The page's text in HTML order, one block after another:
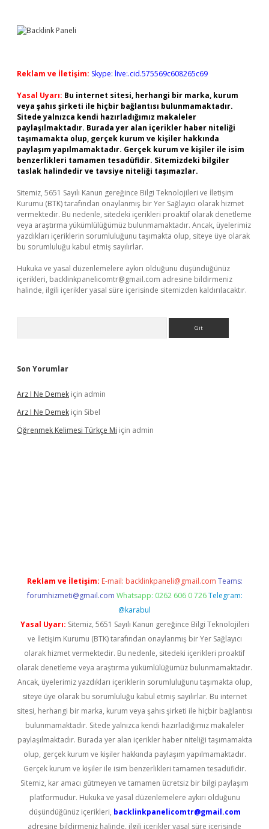
Reklam ve İletişim: Skype: live:.cid.575569c608265c69
Yasal Uyarı: Bu internet sitesi, herhangi bir marka, kurum
veya şahıs şirketi ile hiçbir bağlantısı bulunmamaktadır.
Sitede yalnızca kendi hazırladığımız makaleler
paylaşılmaktadır. Burada yer alan içerikler haber niteliği
taşımamakta olup, gerçek kurum ve kişiler hakkında
paylaşım yapılmamaktadır. Gerçek kurum ve kişiler ile isim
benzerlikleri tamamen tesadüfidir. Sitemizdeki bilgiler
taslak halindedir ve tavsiye niteliği taşımazlar.
Sitemiz, 5651 Sayılı Kanun gereğince Bilgi Teknolojileri ve İletişim
Kurumu (BTK) tarafından onaylanmış bir Yer Sağlayıcı olarak hizmet
vermektedir. Bu nedenle, sitedeki içerikleri proaktif olarak denetleme
veya araştırma yükümlülüğümüz bulunmamaktadır. Ancak, üyelerimiz
yazdıkları içeriklerin sorumluluğunu taşımakta olup, siteye üye olarak
bu sorumluluğu kabul etmiş sayılırlar.
Hukuka ve yasal düzenlemelere aykırı olduğunu düşündüğünüz
içerikleri, backlinkpanelicomtr@gmail.com adresine bildirmeniz
halinde, ilgili içerikler yasal süre içerisinde sitemizden kaldırılacaktır.
Son Yorumlar
Arz I Ne Demek için admin
Arz I Ne Demek için Sibel
Öğrenmek Kelimesi Türkçe Mi için admin
Reklam ve İletişim: E-mail: backlinkpaneli@gmail.com Teams:
forumhizmeti@gmail.com Whatsapp: 0262 606 0 726 Telegram:
@karabul
Yasal Uyarı: Sitemiz, 5651 Sayılı Kanun gereğince Bilgi Teknolojileri
ve İletişim Kurumu (BTK) tarafından onaylanmış bir Yer Sağlayıcı
olarak hizmet vermektedir. Bu nedenle, sitedeki içerikleri proaktif
olarak denetleme veya araştırma yükümlülüğümüz bulunmamaktadır.
Ancak, üyelerimiz yazdıkları içeriklerin sorumluluğunu taşımakta olup,
siteye üye olarak bu sorumluluğu kabul etmiş sayılırlar. Bu internet
sitesi, herhangi bir marka, kurum veya şahıs şirketi ile hiçbir bağlantısı
bulunmamaktadır. Sitede yalnızca kendi hazırladığımız makaleler
paylaşılmaktadır. Burada yer alan içerikler haber niteliği taşımamakta
olup, gerçek kurum ve kişiler hakkında paylaşım yapılmamaktadır.
Gerçek kurum ve kişiler ile isim benzerlikleri tamamen tesadüfidir.
Sitemiz, kar amacı gütmeyen ve tamamen ücretsiz bir bilgi paylaşım
platformudur. Hukuka ve yasal düzenlemelere aykırı olduğunu
düşündüğünüz içerikleri, backlinkpanelicomtr@gmail.com
adresine bildirmeniz halinde, ilgili içerikler yasal süre içerisinde